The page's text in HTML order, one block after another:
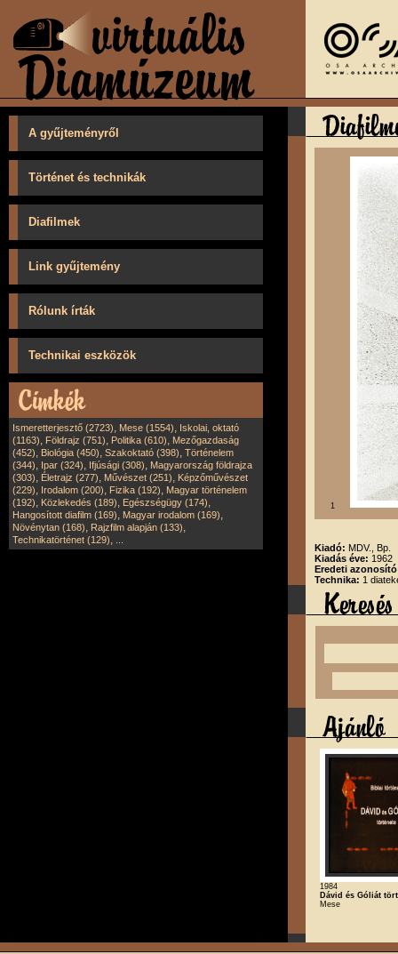
A gyűjteményről
Történet és technikák
Diafilmek
Link gyűjtemény
Rólunk írták
Technikai eszközök
Ismeretterjesztő (2723), Mese (1554), Iskolai, oktató
(1163), Földrajz (751), Politika (610), Mezőgazdaság
(452), Biológia (450), Szakoktató (398), Történelem
(344), Ipar (324), Ifjúsági (308), Magyarország földrajza
(303), Életrajz (277), Művészet (251), Képzőművészet
(229), Irodalom (200), Fizika (192), Magyar történelem
(192), Közlekedés (189), Egészségügy (174),
Hangosított diafilm (169), Magyar irodalom (169),
Növénytan (168), Rajzfilm alapján (133),
Technikatörténet (129),
1
Kiadó: MDV., Bp.
Kiadás éve: 1962
Eredeti
Technika: 1
1984
Dávid és Góliát
Mese